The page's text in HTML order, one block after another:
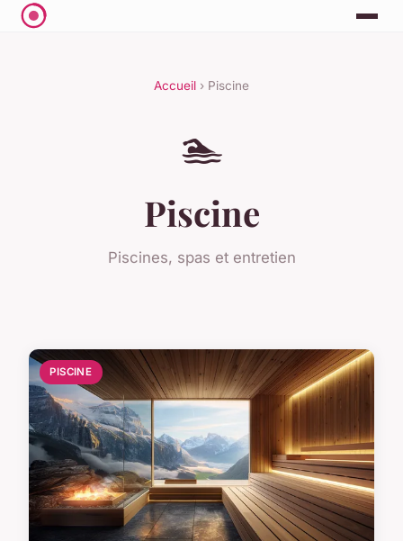
Accueil › Piscine
🏊
Piscine
Piscines, spas et entretien
PISCINE